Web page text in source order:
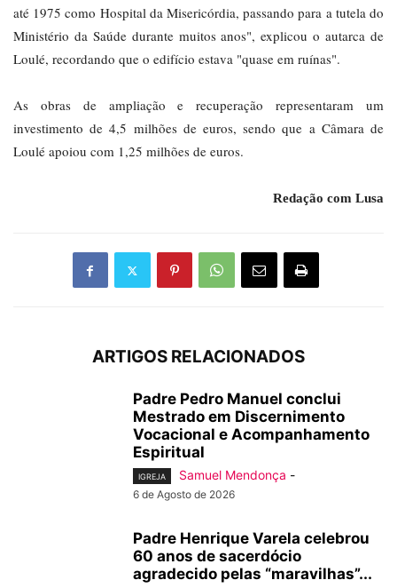
até 1975 como Hospital da Misericórdia, passando para a tutela do
Ministério da Saúde durante muitos anos", explicou o autarca de
Loulé, recordando que o edifício estava "quase em ruínas".
As obras de ampliação e recuperação representaram um
investimento de 4,5 milhões de euros, sendo que a Câmara de
Loulé apoiou com 1,25 milhões de euros.
Redação com Lusa
ARTIGOS RELACIONADOS
Padre Pedro Manuel conclui
Mestrado em Discernimento
Vocacional e Acompanhamento
Espiritual
IGREJA Samuel Mendonça -
6 de Agosto de 2026
Padre Henrique Varela celebrou
60 anos de sacerdócio
agradecido pelas “maravilhas”...